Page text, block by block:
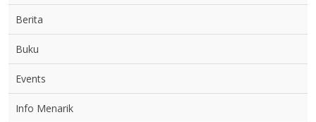
Berita
Buku
Events
Info Menarik